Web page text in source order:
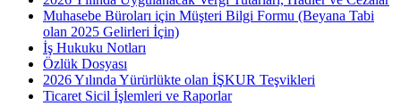
Muhasebe Büroları için Müşteri Bilgi Formu (Beyana Tabi
olan 2025 Gelirleri İçin)
İş Hukuku Notları
Özlük Dosyası
2026 Yılında Yürürlükte olan İŞKUR Teşvikleri
Ticaret Sicil İşlemleri ve Raporlar